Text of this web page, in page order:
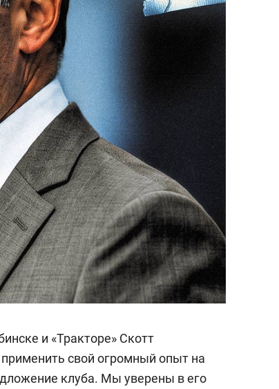
и «Тракторе» Скотт
свой огромный опыт на
клуба. Мы уверены в его